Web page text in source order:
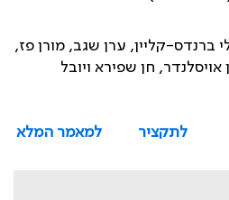
ברנדס-קליין, ערן שגב, מורן פז,
חן שפירא ויובל
לתקציר
למאמר המלא